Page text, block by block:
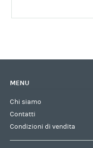
MENU
Chi siamo
Contatti
Condizioni di vendita